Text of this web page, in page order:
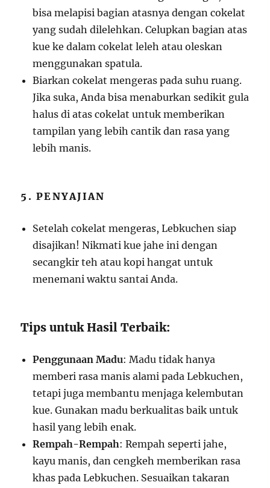
bisa melapisi bagian atasnya dengan cokelat
yang sudah dilelehkan. Celupkan bagian atas
kue ke dalam cokelat leleh atau oleskan
menggunakan spatula.
Biarkan cokelat mengeras pada suhu ruang.
Jika suka, Anda bisa menaburkan sedikit gula
halus di atas cokelat untuk memberikan
tampilan yang lebih cantik dan rasa yang
lebih manis.
5. PENYAJIAN
Setelah cokelat mengeras, Lebkuchen siap
disajikan! Nikmati kue jahe ini dengan
secangkir teh atau kopi hangat untuk
menemani waktu santai Anda.
Tips untuk Hasil Terbaik:
Penggunaan Madu: Madu tidak hanya
memberi rasa manis alami pada Lebkuchen,
tetapi juga membantu menjaga kelembutan
kue. Gunakan madu berkualitas baik untuk
hasil yang lebih enak.
Rempah-Rempah: Rempah seperti jahe,
kayu manis, dan cengkeh memberikan rasa
khas pada Lebkuchen. Sesuaikan takaran